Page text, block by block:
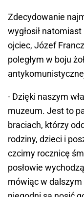
Zdecydowanie
wygłosił
ojciec, Józef
poległym w boju
- Dzięki naszym
muzeum. Jest to
braciach, którzy
rodziny, dzieci i
czcimy rocznicę
posłowie
mówiąc w dalszym